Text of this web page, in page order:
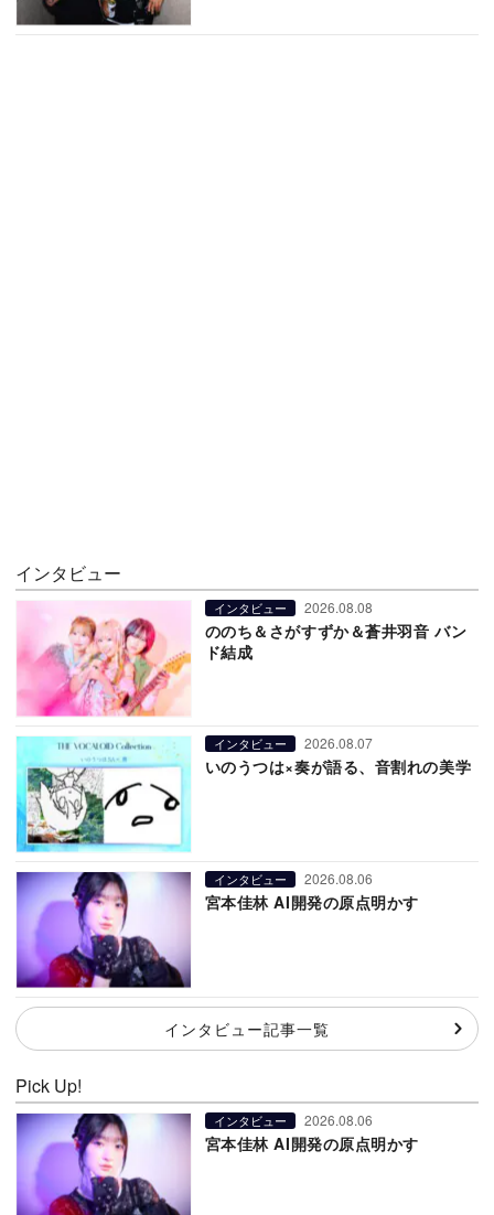
インタビュー
インタビュー 2026.08.08
ののち＆さがすずか＆蒼井羽音 バン
ド結成
インタビュー 2026.08.07
いのうつは×奏が語る、音割れの美学
インタビュー 2026.08.06
宮本佳林 AI開発の原点明かす
インタビュー記事一覧
Pick Up!
インタビュー 2026.08.06
宮本佳林 AI開発の原点明かす